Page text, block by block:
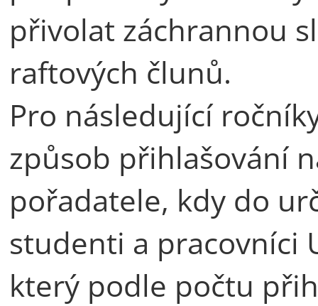
přivolat záchrannou
raftových člunů.
Pro následující
způsob přihlašování
pořadatele, kdy do
studenti a pracovníci
který podle počtu